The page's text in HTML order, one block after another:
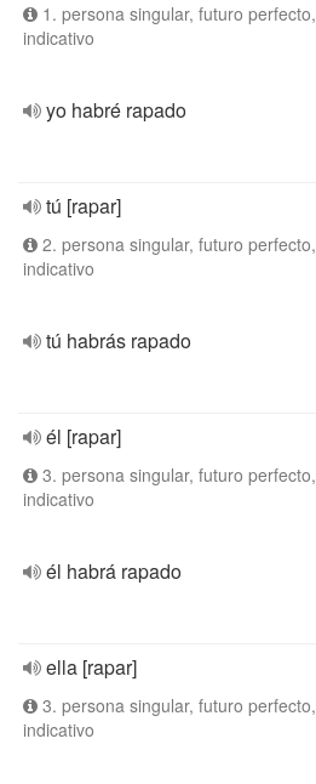
1. persona singular, futuro perfecto,
indicativo
yo habré rapado
tú [rapar]
2. persona singular, futuro perfecto,
indicativo
tú habrás rapado
él [rapar]
3. persona singular, futuro perfecto,
indicativo
él habrá rapado
ella [rapar]
3. persona singular, futuro perfecto,
indicativo